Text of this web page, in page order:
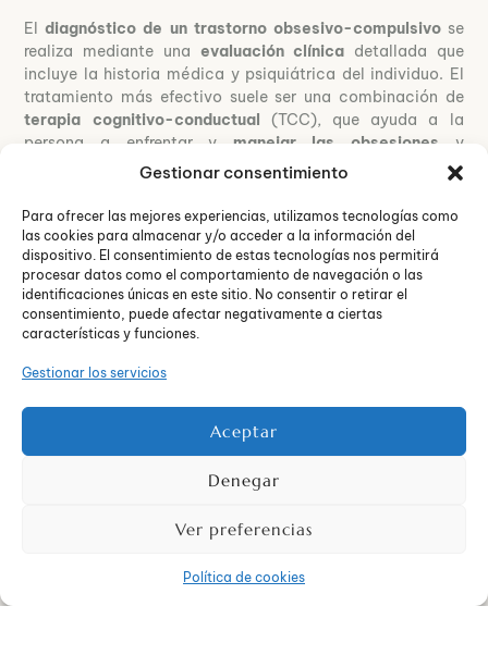
Gestionar consentimiento
Para ofrecer las mejores experiencias, utilizamos tecnologías como
las cookies para almacenar y/o acceder a la información del
dispositivo. El consentimiento de estas tecnologías nos permitirá
procesar datos como el comportamiento de navegación o las
identificaciones únicas en este sitio. No consentir o retirar el
consentimiento, puede afectar negativamente a ciertas
características y funciones.
Gestionar los servicios
Aceptar
Denegar
Ver preferencias
Política de cookies
Eldiagnóstico de un trastorno obsesivo-compulsivose
realiza mediante una evaluación clínica detallada que
incluye la historia médica y psiquiátrica del individuo. El
tratamiento más efectivo suele ser una combinación de
terapia cognitivo-conductual (TCC), que ayuda a la
persona a enfrentar y manejar las obsesiones y
compulsiones, y medicación, particularmente los
(ISRS), que pueden ayudar a regular los desequilibrios
químicos en el cerebro.
Estrategias de manejo
personal
Además deltratamiento profesional para obsesiones,
existen estrategias de manejo personal que pueden ayudar
a mitigar lossíntomas de la obsesión. Estas incluyen
técnicas de relajación como la meditación y la respiración
buscar el apoyo de amigos, familiares o grupos de apoyo.
Rompiendo el